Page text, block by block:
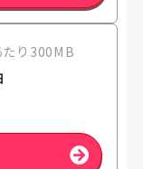
り300MB